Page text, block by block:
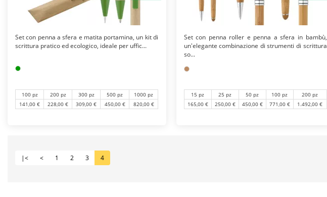
Set con penna a sfera e matita portamina, un kit di
scrittura pratico ed ecologico, ideale per uffic...
100 pz 200 pz 300 pz 500 pz
1000 pz
141,00 €
228,00 € 309,00 € 450,00 € 820,00 €
Set con penna roller e penna a sfera in bambù,
un'elegante combinazione di strumenti di scrittura
so...
15 pz 25 pz 50 pz 100 pz
200 pz
165,00 €
250,00 € 450,00 € 771,00 € 1.492,00 €
|< < 1 2 3 4